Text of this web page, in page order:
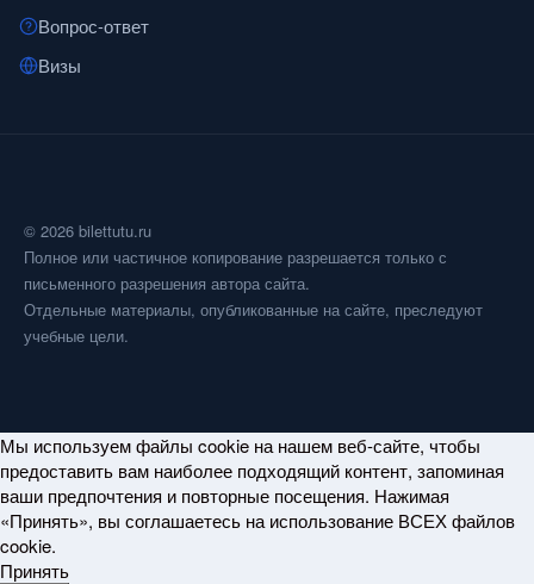
Вопрос-ответ
Визы
© 2026 bilettutu.ru
Полное или частичное копирование разрешается только с
письменного разрешения автора сайта.
Отдельные материалы, опубликованные на сайте, преследуют
учебные цели.
Мы используем файлы cookie на нашем веб-сайте, чтобы
предоставить вам наиболее подходящий контент, запоминая
ваши предпочтения и повторные посещения. Нажимая
«Принять», вы соглашаетесь на использование ВСЕХ файлов
cookie.
Принять